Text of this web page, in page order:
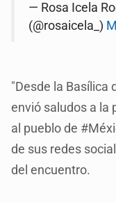
— Rosa Icela
(@rosaicela_)
"Desde la Basílica
envió saludos a la
al pueblo de
de sus redes
del encuentro.